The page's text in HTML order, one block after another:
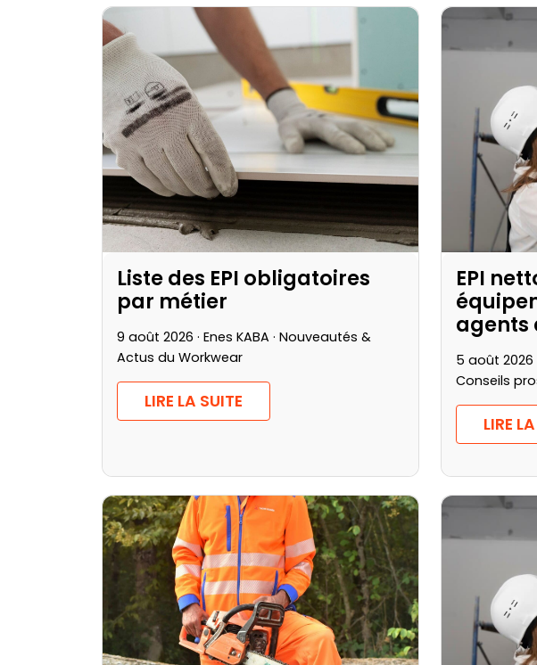
Liste des EPI obligatoires
par métier
9 août 2026 · Enes KABA · Nouveautés &
Actus du Workwear
LIRE LA SUITE
EPI
agents
5 août 2026
Conseils
LIRE